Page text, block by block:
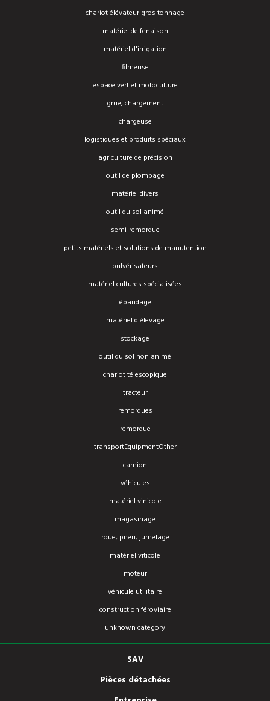
chariot élévateur gros tonnage
matériel de fenaison
matériel d'irrigation
filmeuse
espace vert et motoculture
grue, chargement
chargeuse
logistiques et produits spéciaux
agriculture de précision
outil de plombage
matériel divers
outil du sol animé
semi-remorque
petits matériels et solutions de manutention
pulvérisateurs
matériel cultures spécialisées
épandage
matériel d'élevage
stockage
outil du sol non animé
chariot télescopique
tracteur
remorques
remorque
transportEquipmentOther
camion
véhicules
matériel vinicole
magasinage
roue, pneu, jumelage
matériel viticole
moteur
véhicule utilitaire
construction féroviaire
unknown category
SAV
Pièces détachées